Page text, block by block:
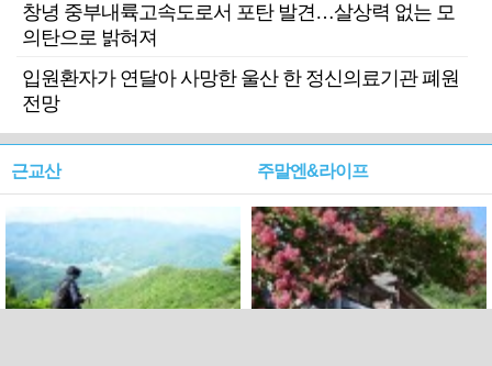
창녕 중부내륙고속도로서 포탄 발견…살상력 없는 모
의탄으로 밝혀져
입원환자가 연달아 사망한 울산 한 정신의료기관 폐원
전망
근교산 주말엔&라이프